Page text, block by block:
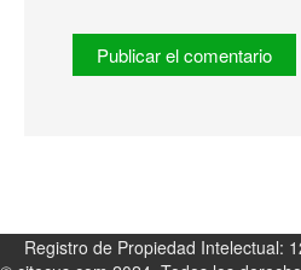
Registro de Propiedad Intelectual: